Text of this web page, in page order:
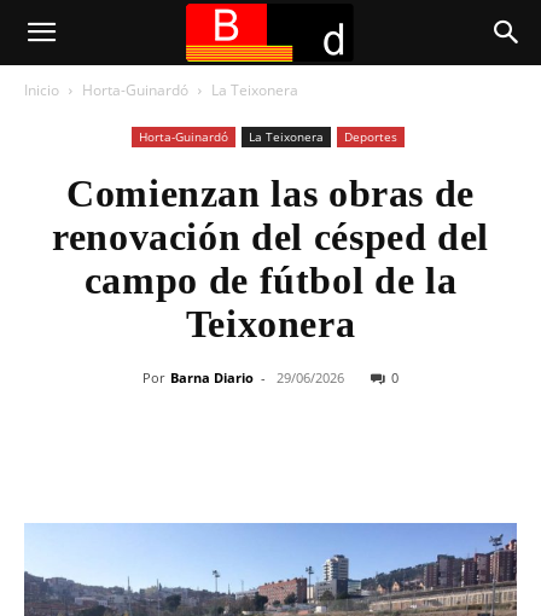
Inicio Horta-Guinardó La Teixonera
Horta-Guinardó La Teixonera Deportes
Comienzan las obras de
renovación del césped del
campo de fútbol de la
Teixonera
Por Barna Diario - 29/06/2026 0